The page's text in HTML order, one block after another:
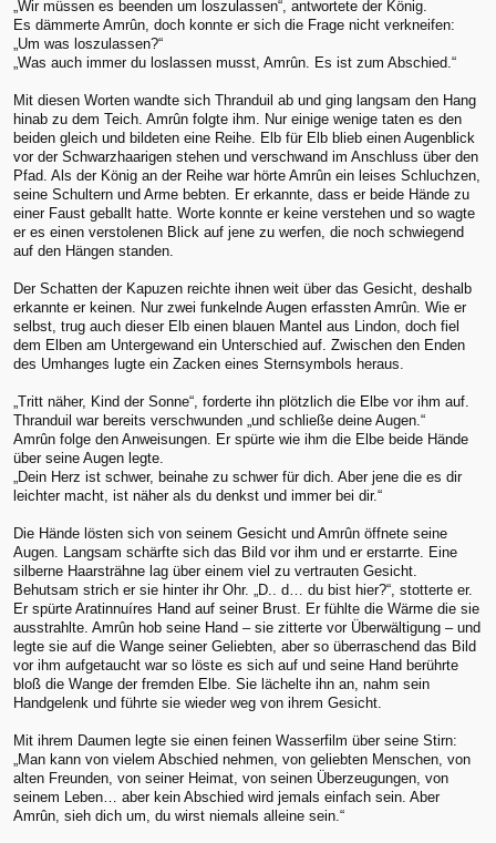
„Wir müssen es beenden um loszulassen“, antwortete der König.
Es dämmerte Amrûn, doch konnte er sich die Frage nicht verkneifen:
„Um was loszulassen?“
„Was auch immer du loslassen musst, Amrûn. Es ist zum Abschied.“
Mit diesen Worten wandte sich Thranduil ab und ging langsam den Hang
hinab zu dem Teich. Amrûn folgte ihm. Nur einige wenige taten es den
beiden gleich und bildeten eine Reihe. Elb für Elb blieb einen Augenblick
vor der Schwarzhaarigen stehen und verschwand im Anschluss über den
Pfad. Als der König an der Reihe war hörte Amrûn ein leises Schluchzen,
seine Schultern und Arme bebten. Er erkannte, dass er beide Hände zu
einer Faust geballt hatte. Worte konnte er keine verstehen und so wagte
er es einen verstolenen Blick auf jene zu werfen, die noch schwiegend
auf den Hängen standen.
Der Schatten der Kapuzen reichte ihnen weit über das Gesicht, deshalb
erkannte er keinen. Nur zwei funkelnde Augen erfassten Amrûn. Wie er
selbst, trug auch dieser Elb einen blauen Mantel aus Lindon, doch fiel
dem Elben am Untergewand ein Unterschied auf. Zwischen den Enden
des Umhanges lugte ein Zacken eines Sternsymbols heraus.
„Tritt näher, Kind der Sonne“, forderte ihn plötzlich die Elbe vor ihm auf.
Thranduil war bereits verschwunden „und schließe deine Augen.“
Amrûn folge den Anweisungen. Er spürte wie ihm die Elbe beide Hände
über seine Augen legte.
„Dein Herz ist schwer, beinahe zu schwer für dich. Aber jene die es dir
leichter macht, ist näher als du denkst und immer bei dir.“
Die Hände lösten sich von seinem Gesicht und Amrûn öffnete seine
Augen. Langsam schärfte sich das Bild vor ihm und er erstarrte. Eine
silberne Haarsträhne lag über einem viel zu vertrauten Gesicht.
Behutsam strich er sie hinter ihr Ohr. „D.. d… du bist hier?“, stotterte er.
Er spürte Aratinnuíres Hand auf seiner Brust. Er fühlte die Wärme die sie
ausstrahlte. Amrûn hob seine Hand – sie zitterte vor Überwältigung – und
legte sie auf die Wange seiner Geliebten, aber so überraschend das Bild
vor ihm aufgetaucht war so löste es sich auf und seine Hand berührte
bloß die Wange der fremden Elbe. Sie lächelte ihn an, nahm sein
Handgelenk und führte sie wieder weg von ihrem Gesicht.
Mit ihrem Daumen legte sie einen feinen Wasserfilm über seine Stirn:
„Man kann von vielem Abschied nehmen, von geliebten Menschen, von
alten Freunden, von seiner Heimat, von seinen Überzeugungen, von
seinem Leben… aber kein Abschied wird jemals einfach sein. Aber
Amrûn, sieh dich um, du wirst niemals alleine sein.“